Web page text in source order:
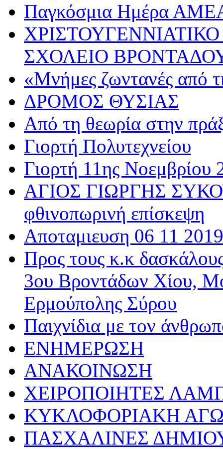
Παγκόσμια Ημέρα
ΣΧΟΛΕΙΟ
«Μνήμες ζωντανές από
ΔΡΟΜΟΣ ΘΥΣΙΑΣ
Από τη θεωρία στην
Γιορτή Πολυτεχνείου
Γιορτή 11ης Νοεμβρίου
ΑΓΙΟΣ ΓΙΩΡΓΗΣ
φθινοπωρινή επίσκεψη
Αποταμιευση 06 11 2019
Προς τους κ.κ
3ου Βροντάδων Χίου,
Ερμούπολης Σύρου
Παιχνίδια με τον
ΕΝΗΜΕΡΩΣΗ
ΑΝΑΚΟΙΝΩΣΗ
ΧΕΙΡΟΠΟΙΗΤΕΣ
ΚΥΚΛΟΦΟΡΙΑΚΗ
ΠΑΣΧΑΛΙΝΕΣ